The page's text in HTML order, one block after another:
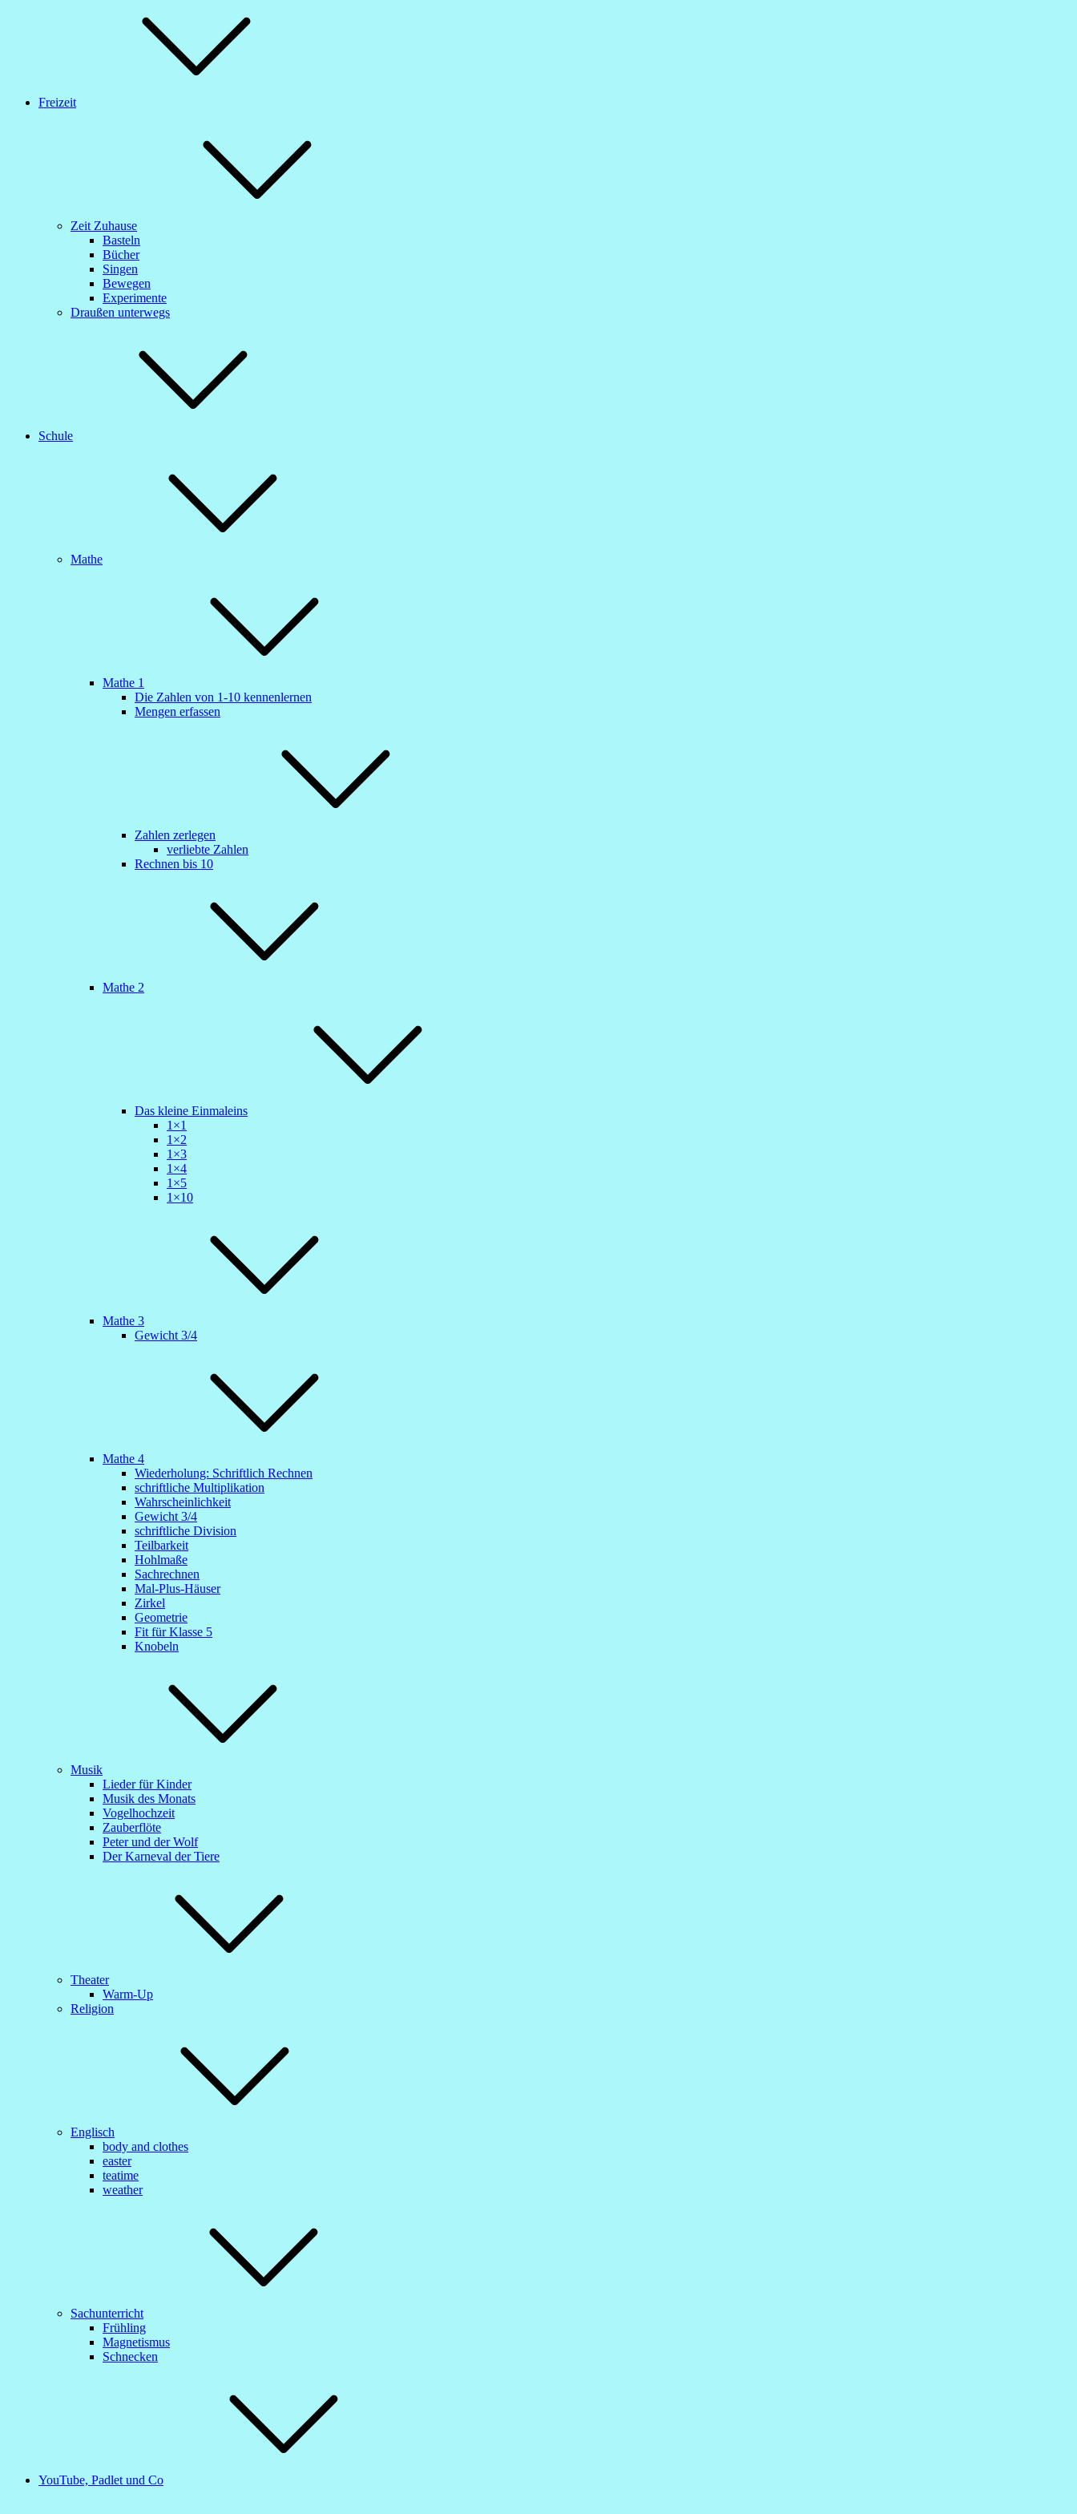
Freizeit
Zeit Zuhause
Basteln
Bücher
Singen
Bewegen
Experimente
Draußen unterwegs
Schule
Mathe
Mathe 1
Die Zahlen von 1-10 kennenlernen
Mengen erfassen
Zahlen zerlegen
verliebte Zahlen
Rechnen bis 10
Mathe 2
Das kleine Einmaleins
1×1
1×2
1×3
1×4
1×5
1×10
Mathe 3
Gewicht 3/4
Mathe 4
Wiederholung: Schriftlich Rechnen
schriftliche Multiplikation
Wahrscheinlichkeit
Gewicht 3/4
schriftliche Division
Teilbarkeit
Hohlmaße
Sachrechnen
Mal-Plus-Häuser
Zirkel
Geometrie
Fit für Klasse 5
Knobeln
Musik
Lieder für Kinder
Musik des Monats
Vogelhochzeit
Zauberflöte
Peter und der Wolf
Der Karneval der Tiere
Theater
Warm-Up
Religion
Englisch
body and clothes
easter
teatime
weather
Sachunterricht
Frühling
Magnetismus
Schnecken
YouTube, Padlet und Co